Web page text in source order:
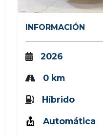
INFORMACIÓN
2026
0 km
Híbrido
Automática